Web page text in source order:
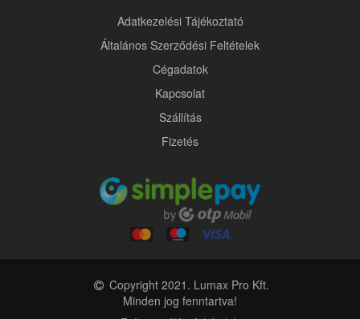
Adatkezelési Tájékoztató
Általános Szerződési Feltételek
Cégadatok
Kapcsolat
Szállítás
Fizetés
Copyright 2021. Lumax Pro Kft.
Minden jog fenntartva!